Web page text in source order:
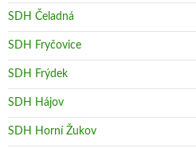
SDH Čeladná
SDH Fryčovice
SDH Frýdek
SDH Hájov
SDH Horní Žukov